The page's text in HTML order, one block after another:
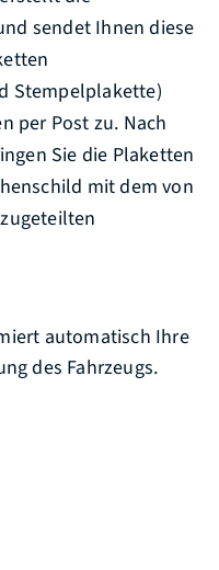
sendet Ihnen diese
Stempelplakette)
per Post zu. Nach
Sie die Plaketten
mit dem von
automatisch Ihre
des Fahrzeugs.